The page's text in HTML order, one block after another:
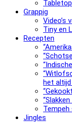
Grappig
Video’s
Tiny en
Recepten
het
Jingles